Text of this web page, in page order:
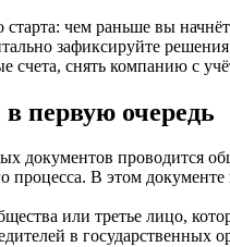
чем раньше вы
зафиксируйте
снять компанию с
первую очередь
документов проводится
процесса. В этом
или третье лицо,
в государственных